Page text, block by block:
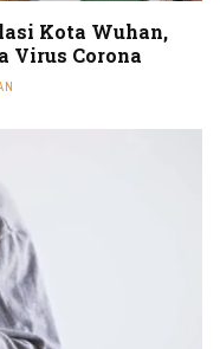
Kota Wuhan,
Virus Corona